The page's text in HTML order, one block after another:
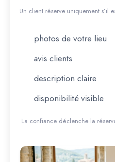
Un client réserve uniquement s’il
photos de votre lieu
avis clients
description claire
disponibilité visible
La confiance déclenche la